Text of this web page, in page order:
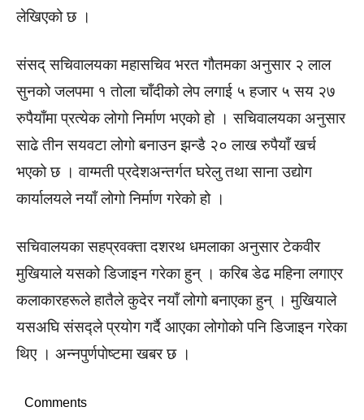
लेखिएको छ ।
संसद् सचिवालयका महासचिव भरत गौतमका अनुसार २ लाल
सुनको जलपमा १ तोला चाँदीको लेप लगाई ५ हजार ५ सय २७
रुपैयाँमा प्रत्येक लोगो निर्माण भएको हो । सचिवालयका अनुसार
साढे तीन सयवटा लोगो बनाउन झन्डै २० लाख रुपैयाँ खर्च
भएको छ । वाग्मती प्रदेशअन्तर्गत घरेलु तथा साना उद्योग
कार्यालयले नयाँ लोगो निर्माण गरेको हो ।
सचिवालयका सहप्रवक्ता दशरथ धमलाका अनुसार टेकवीर
मुखियाले यसको डिजाइन गरेका हुन् । करिब डेढ महिना लगाएर
कलाकारहरूले हातैले कुदेर नयाँ लोगो बनाएका हुन् । मुखियाले
यसअघि संसद्ले प्रयोग गर्दै आएका लोगोको पनि डिजाइन गरेका
थिए । अन्नपुर्णपाेष्टमा खबर छ ।
Comments